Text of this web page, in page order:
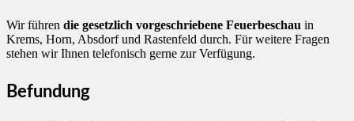
Wir führen die gesetzlich vorgeschriebene Feuerbeschau in
Krems, Horn, Absdorf und Rastenfeld durch. Für weitere Fragen
stehen wir Ihnen telefonisch gerne zur Verfügung.
Befundung